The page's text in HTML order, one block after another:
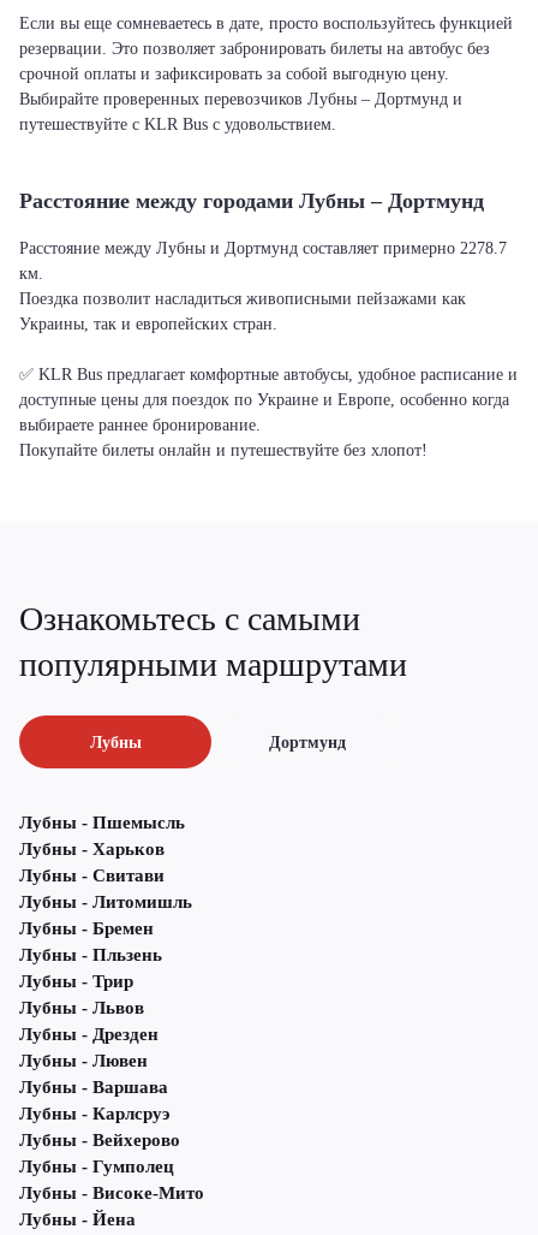
Если вы еще сомневаетесь в дате, просто воспользуйтесь функцией
резервации. Это позволяет забронировать билеты на автобус без
срочной оплаты и зафиксировать за собой выгодную цену.
Выбирайте проверенных перевозчиков Лубны – Дортмунд и
путешествуйте с KLR Bus с удовольствием.
Расстояние между городами Лубны – Дортмунд
Расстояние между Лубны и Дортмунд составляет примерно 2278.7
км.
Поездка позволит насладиться живописными пейзажами как
Украины, так и европейских стран.
✅ KLR Bus предлагает комфортные автобусы, удобное расписание и
доступные цены для поездок по Украине и Европе, особенно когда
выбираете раннее бронирование.
Покупайте билеты онлайн и путешествуйте без хлопот!
Ознакомьтесь с самыми
популярными маршрутами
Лубны Дортмунд
Лубны - Пшемысль
Лубны - Харьков
Лубны - Свитави
Лубны - Литомишль
Лубны - Бремен
Лубны - Пльзень
Лубны - Трир
Лубны - Львов
Лубны - Дрезден
Лубны - Лювен
Лубны - Варшава
Лубны - Карлсруэ
Лубны - Вейхерово
Лубны - Гумполец
Лубны - Високе-Мито
Лубны - Йена